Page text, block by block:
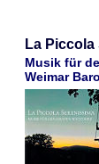
La
Musik für
Weimar